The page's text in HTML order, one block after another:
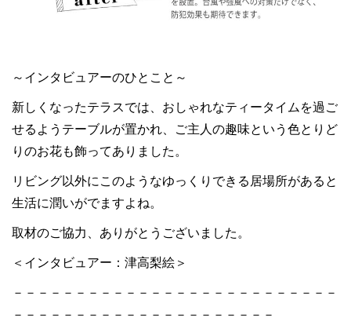
～インタビュアーのひとこと～
新しくなったテラスでは、おしゃれなティータイムを過ご
せるようテーブルが置かれ、ご主人の趣味という色とりど
りのお花も飾ってありました。
リビング以外にこのようなゆっくりできる居場所があると
生活に潤いがでますよね。
取材のご協力、ありがとうございました。
＜インタビュアー：津高梨絵＞
－－－－－－－－－－－－－－－－－－－－－－－－－－
－－－－－－－－－－－－－－－－－－－－－